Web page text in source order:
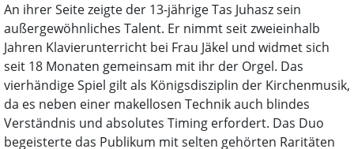
An ihrer Seite zeigte der 13-jährige Tas Juhasz sein
außergewöhnliches Talent. Er nimmt seit zweieinhalb
Jahren Klavierunterricht bei Frau Jäkel und widmet sich
seit 18 Monaten gemeinsam mit ihr der Orgel. Das
vierhändige Spiel gilt als Königsdisziplin der Kirchenmusik,
da es neben einer makellosen Technik auch blindes
Verständnis und absolutes Timing erfordert. Das Duo
begeisterte das Publikum mit selten gehörten Raritäten